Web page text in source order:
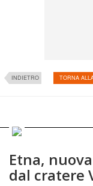
INDIETRO TORNA
Etna,
dal cratere